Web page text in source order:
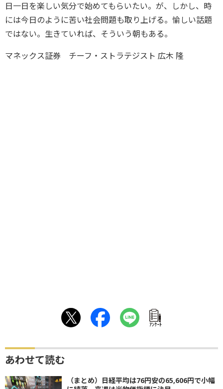
日一日を楽しい気分で始めてもらいたい。が、しかし、時
には今日のように苦い社会問題も取り上げる。愉しい話題
ではない。生きていれば、そういう朝もある。
マネックス証券 チーフ・ストラテジスト 広木 隆
ｱﾝｹｰﾄ
あわせて読む
（まとめ）日経平均は76円安の65,606円で小幅